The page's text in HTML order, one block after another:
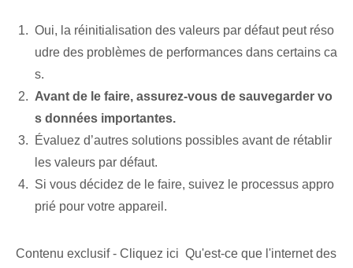
Oui, la réinitialisation des valeurs par défaut peut réso
udre des problèmes de performances dans certains ca
s.
Avant de le faire, assurez-vous de sauvegarder vo
s données importantes.
Évaluez d’autres solutions possibles avant de rétablir
les valeurs par défaut.
Si vous décidez de le faire, suivez le processus appro
prié pour votre appareil.
Contenu exclusif - Cliquez ici Qu'est-ce que l'internet des